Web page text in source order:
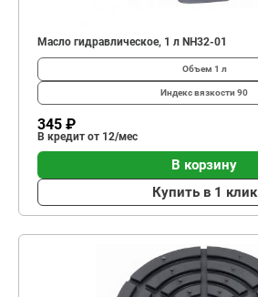
Масло гидравлическое, 1 л NH32-01
Объем 1 л
Индекс вязкости 90
345 ₽
В кредит от 12/мес
В корзину
Купить в 1 клик